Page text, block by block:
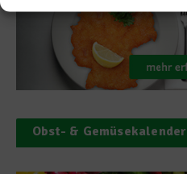
Obst- & Gemüsekalender